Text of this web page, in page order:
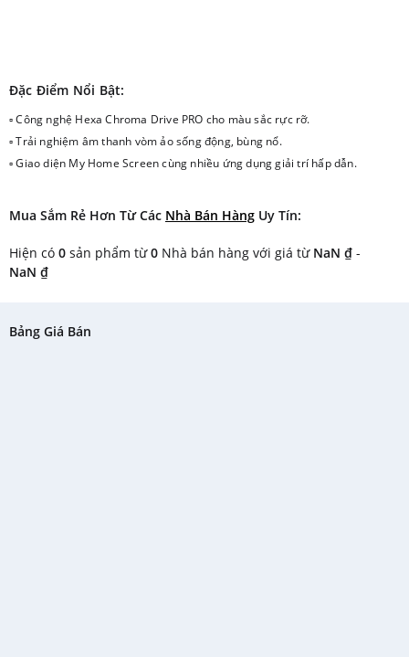
Đặc Điểm Nổi Bật:
▫ Công nghệ Hexa Chroma Drive PRO cho màu sắc rực rỡ.
▫ Trải nghiệm âm thanh vòm ảo sống động, bùng nổ.
▫ Giao diện My Home Screen cùng nhiều ứng dụng giải trí hấp dẫn.
Mua Sắm Rẻ Hơn Từ Các Nhà Bán Hàng Uy Tín:
Hiện có 0 sản phẩm từ0 Nhà bán hàng với giá từ NaN ₫ -
NaN ₫
Bảng Giá Bán